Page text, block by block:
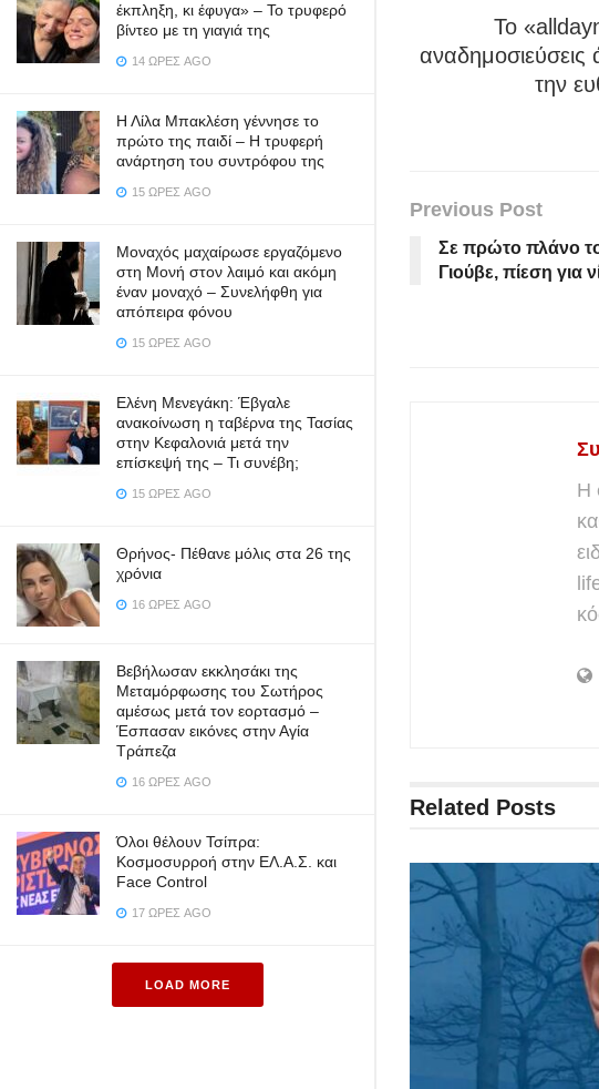
έκπληξη, κι έφυγα» – Το τρυφερό
βίντεο με τη γιαγιά της
14 ΏΡΕΣ AGO
Η Λίλα Μπακλέση γέννησε το
πρώτο της παιδί – Η τρυφερή
ανάρτηση του συντρόφου της
15 ΏΡΕΣ AGO
Μοναχός μαχαίρωσε εργαζόμενο
στη Μονή στον λαιμό και ακόμη
έναν μοναχό – Συνελήφθη για
απόπειρα φόνου
15 ΏΡΕΣ AGO
Ελένη Μενεγάκη: Έβγαλε
ανακοίνωση η ταβέρνα της Τασίας
στην Κεφαλονιά μετά την
επίσκεψή της – Τι συνέβη;
15 ΏΡΕΣ AGO
Θρήνος- Πέθανε μόλις στα 26 της
χρόνια
16 ΏΡΕΣ AGO
Βεβήλωσαν εκκλησάκι της
Μεταμόρφωσης του Σωτήρος
αμέσως μετά τον εορτασμό –
Έσπασαν εικόνες στην Αγία
Τράπεζα
16 ΏΡΕΣ AGO
Όλοι θέλουν Τσίπρα:
Κοσμοσυρροή στην ΕΛ.Α.Σ. και
Face Control
17 ΏΡΕΣ AGO
LOAD MORE
To
την
Previous Post
Σε πρώτο πλάνο
Γιούβε, πίεση για
Η
Related Posts